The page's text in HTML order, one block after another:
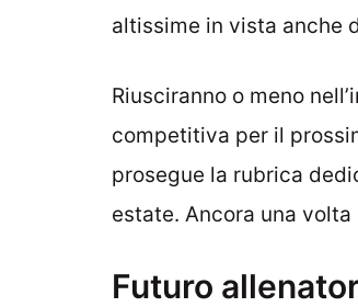
altissime in vista anche
Riusciranno o meno
competitiva per il
prosegue la rubrica
estate. Ancora una
Futuro